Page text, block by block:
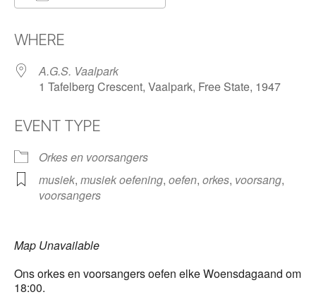
WHERE
A.G.S. Vaalpark
1 Tafelberg Crescent, Vaalpark, Free State, 1947
EVENT TYPE
Orkes en voorsangers
musiek, musiek oefening, oefen, orkes, voorsang,
voorsangers
Map Unavailable
Ons orkes en voorsangers oefen elke Woensdagaand om
18:00.